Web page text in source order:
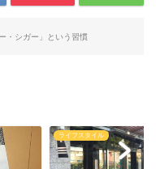
・シガー」という習慣
ライフスタイル